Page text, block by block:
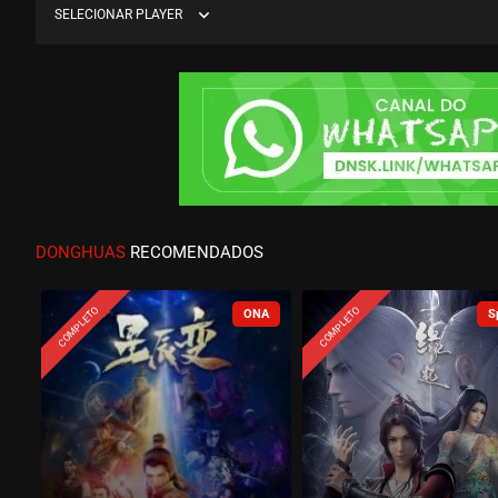
SELECIONAR PLAYER expand_more
DONGHUAS RECOMENDADOS
COMPLETO COMPLETO